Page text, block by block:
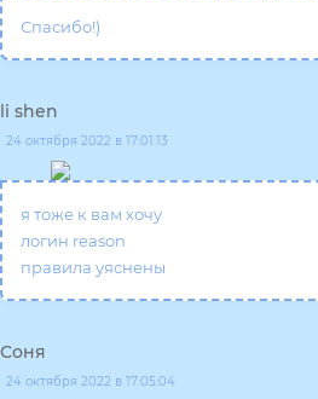
Спасибо!)
li shen
24 октября 2022 в 17:01:13
я тоже к вам хочу
логин reason
правила уяснены
Соня
24 октября 2022 в 17:05:04